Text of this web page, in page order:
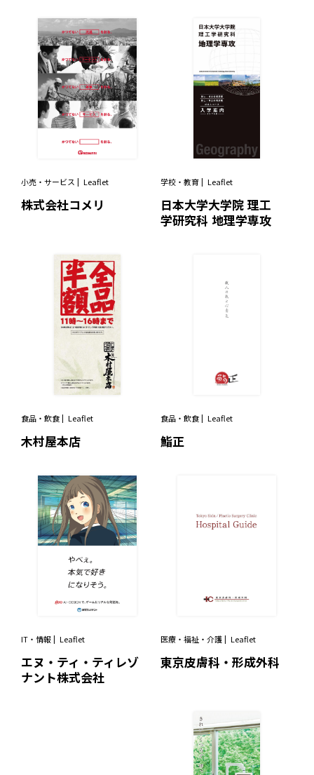
小売・サービス Leaflet
株式会社コメリ
学校・教育 Leaflet
日本大学大学院 理工
学研究科 地理学専攻
食品・飲食 Leaflet
木村屋本店
食品・飲食 Leaflet
鮨正
IT・情報 Leaflet
エヌ・ティ・ティレゾ
ナント株式会社
医療・福祉・介護 Leaflet
東京皮膚科・形成外科